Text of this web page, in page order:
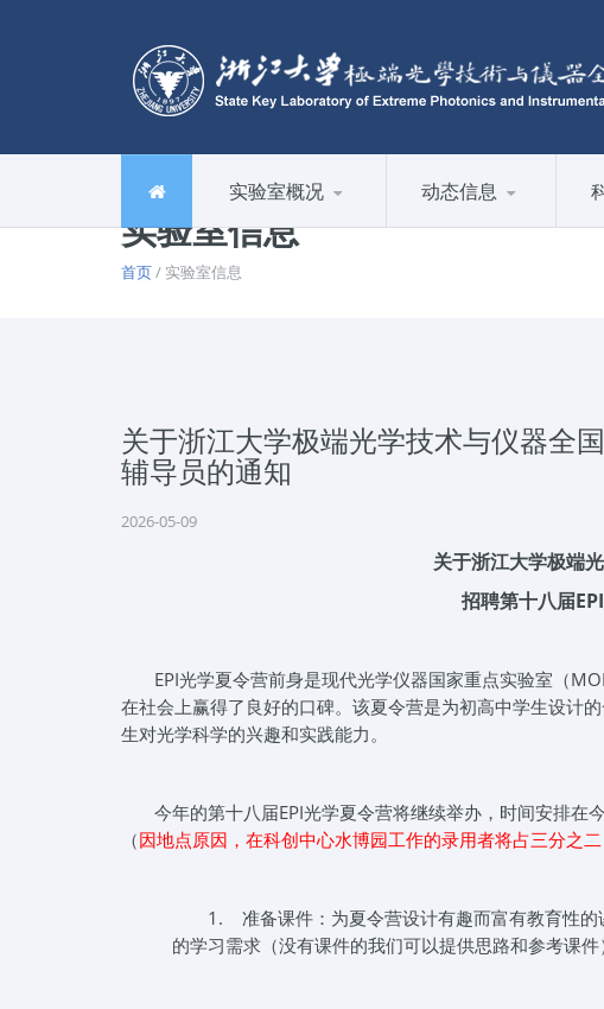
实验室概况 动态信息
实验室信息
首页/ 实验室信息
关于浙江大学极端光学技术与仪器全
辅导员的通知
2026-05-09
关于浙江大学极端
招聘第十八届
EPI光学夏令营前身是现代光学仪器国家重点实验室（
在社会上赢得了良好的口碑。该夏令营是为初高中学生设计
生对光学科学的兴趣和实践能力。
今年的第十八届EPI光学夏令营将继续举办，时间安排
（因地点原因，在科创中心水博园工作的录用者将占三分之二
1.
准备课件：为夏令营设计有趣而富有教育性
的学习需求（没有课件的我们可以提供思路和参考课件